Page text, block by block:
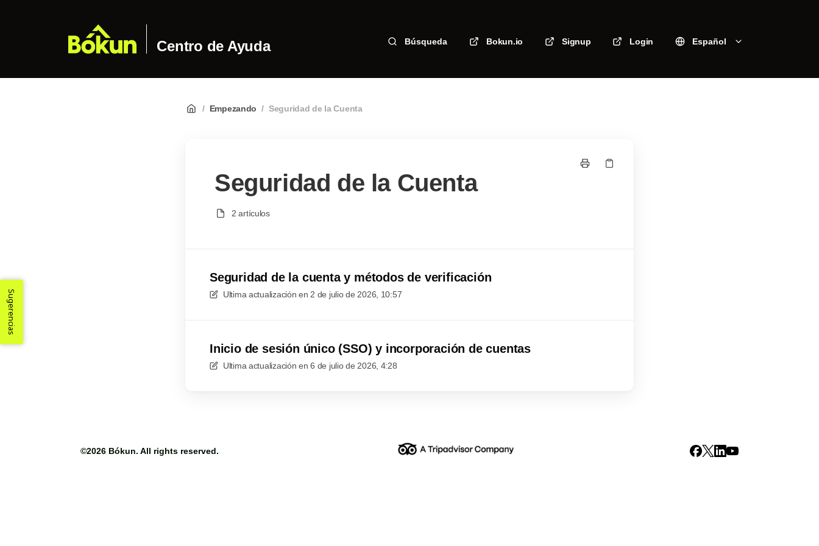
Centro de Ayuda Búsqueda Bokun.io Signup Login Español
/ Empezando / Seguridad de la Cuenta
Seguridad de la Cuenta
2 artículos
Seguridad de la cuenta y métodos de verificación
Ultima actualización en 2 de julio de 2026, 10:57
Inicio de sesión único (SSO) y incorporación de cuentas
Ultima actualización en 6 de julio de 2026, 4:28
©2026 Bókun. All rights reserved.
Sugerencias